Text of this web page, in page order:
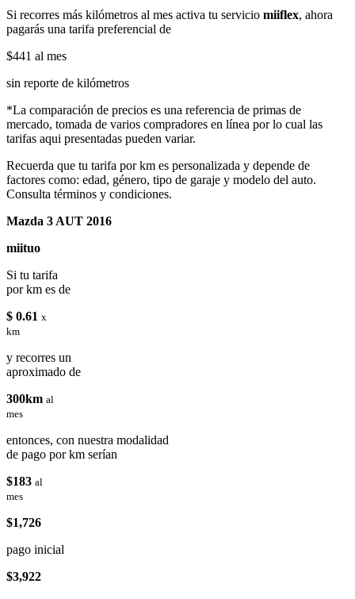
Si recorres más kilómetros al mes activa tu servicio miiflex, ahora
pagarás una tarifa preferencial de
$441 al mes
sin reporte de kilómetros
*La comparación de precios es una referencia de primas de
mercado, tomada de varios compradores en línea por lo cual las
tarifas aqui presentadas pueden variar.
Recuerda que tu tarifa por km es personalizada y depende de
factores como: edad, género, tipo de garaje y modelo del auto.
Consulta términos y condiciones.
Mazda 3 AUT 2016
miituo
Si tu tarifa
por km es de
$ 0.61 x
km
y recorres un
aproximado de
300km al
mes
entonces, con nuestra modalidad
de pago por km serían
$183 al
mes
$1,726
pago inicial
$3,922